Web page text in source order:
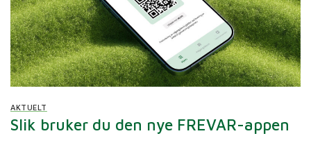
AKTUELT
Slik bruker du den nye FREVAR-appen